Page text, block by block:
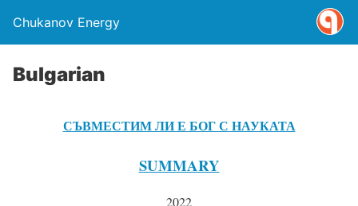
Chukanov Energy
Bulgarian
СЪВМЕСТИМ ЛИ Е БОГ С НАУКАТА
SUMMARY
2022